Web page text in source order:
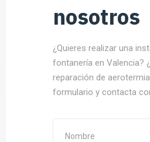
nosotros
¿Quieres realizar una
fontanería en Valencia?
reparación de
formulario y contacta